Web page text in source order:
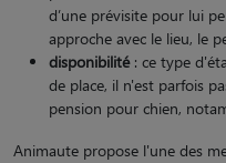
d’une prévisite pour lui
approche avec le lieu, le
disponibilité: ce type
de place, il n'est parfois
pension pour chien,
Animaute propose l'une des